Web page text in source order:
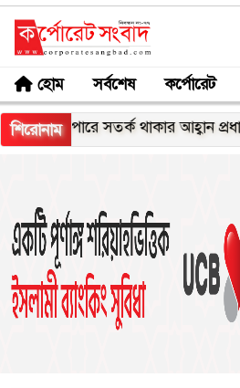
হোম সর্বশেষ কর্পোরেট
শিরোনামসতর্ক থাকার আহ্বান প্রধানমন্ত্রীর